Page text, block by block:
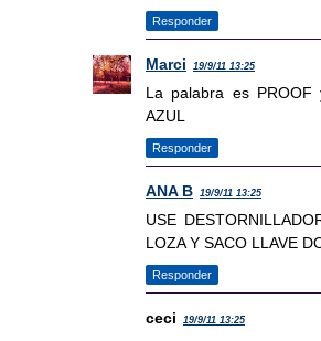
Responder
Marci 19/9/11 13:25
La palabra es
AZUL
Responder
ANA B 19/9/11 13:25
USE
LOZA Y SACO LLAVE
Responder
ceci 19/9/11 13:25